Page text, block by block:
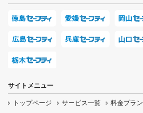
サイトメニュー
トップページ サービス一覧 料金プラン